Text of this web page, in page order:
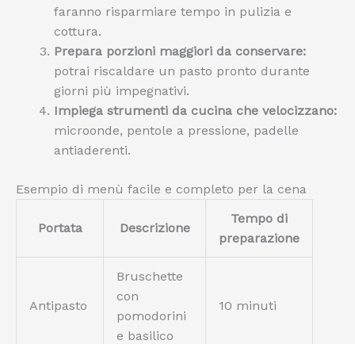
faranno risparmiare tempo in pulizia e
cottura.
Prepara porzioni maggiori da conservare:
potrai riscaldare un pasto pronto durante
giorni più impegnativi.
Impiega strumenti da cucina che velocizzano:
microonde, pentole a pressione, padelle
antiaderenti.
Esempio di menù facile e completo per la cena
Portata Descrizione
Tempo di
preparazione
Antipasto
Bruschette
con
pomodorini
e basilico
10 minuti